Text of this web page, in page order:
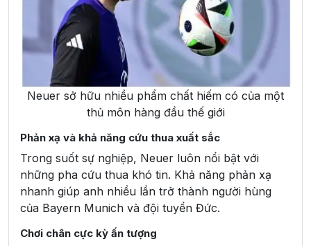
Neuer sở hữu nhiều phẩm chất hiếm có của một
thủ môn hàng đầu thế giới
Phản xạ và khả năng cứu thua xuất sắc
Trong suốt sự nghiệp, Neuer luôn nổi bật với
những pha cứu thua khó tin. Khả năng phản xạ
nhanh giúp anh nhiều lần trở thành người hùng
của Bayern Munich và đội tuyển Đức.
Chơi chân cực kỳ ấn tượng